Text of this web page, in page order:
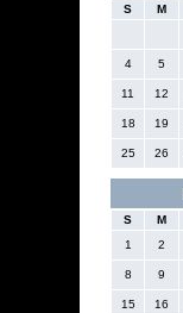
S M
4 5
11 12
18 19
25 26
S M
1
2
8 9
15 16